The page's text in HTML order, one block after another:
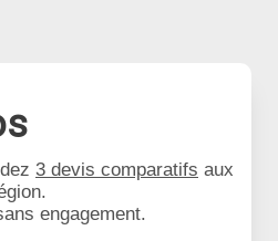
3 devis comparatifs aux
engagement.